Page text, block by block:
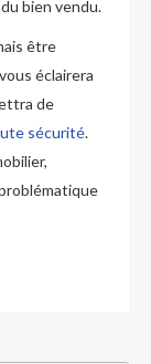
bien vendu.
être
éclairera
de
sécurité.